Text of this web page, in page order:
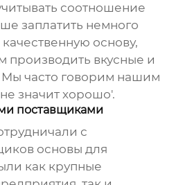
соотношение
заплатить немного
основу,
производить вкусные и
часто говорим нашим
значит хорошо'.
поставщиками
с
основы для
как крупные